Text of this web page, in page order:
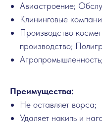
Авиастроение;
Клининговые
Производство
производство;
Преимущества:
Не оставляет ворса;
Удаляет накипь и